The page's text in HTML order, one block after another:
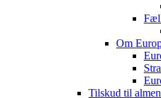
Om
Tilskud til